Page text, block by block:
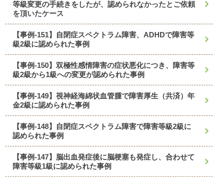
等級変更の手続きをしたが、認められなかったとご依頼
を頂いたケース
【事例-151】自閉症スペクトラム障害、ADHDで障害等
級2級に認められた事例
【事例-150】双極性感情障害の症状悪化につき、障害等
級2級から1級への変更が認められた事例
【事例-149】視神経海綿状血管腫で障害厚生（共済）年
金2級に認められた事例
【事例-148】自閉症スペクトラム障害で障害等級2級に
認められた事例
【事例-147】脳出血発症後に脳梗塞も発症し、合わせて
障害等級1級に認められた事例